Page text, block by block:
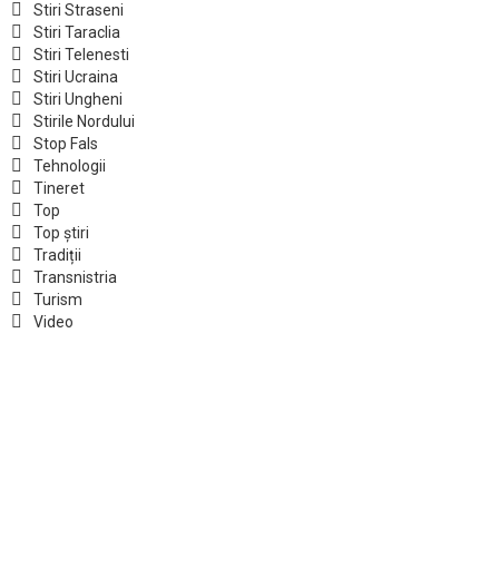
Stiri Straseni
Stiri Taraclia
Stiri Telenesti
Stiri Ucraina
Stiri Ungheni
Stirile Nordului
Stop Fals
Tehnologii
Tineret
Top
Top știri
Tradiții
Transnistria
Turism
Video